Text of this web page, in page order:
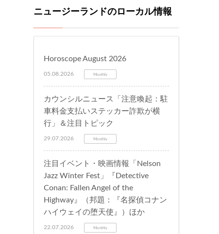
ニュージーランドのローカル情報
Horoscope August 2026
05.08.2026 Monthly
カウンシルニュース「注意喚起：駐
車料金支払いステッカー詐欺が横
行」＆注目トピック
29.07.2026 Monthly
注目イベント・映画情報「Nelson
Jazz Winter Fest」『Detective
Conan: Fallen Angel of the
Highway』（邦題：『名探偵コナン
ハイウェイの堕天使』）ほか
22.07.2026 Monthly